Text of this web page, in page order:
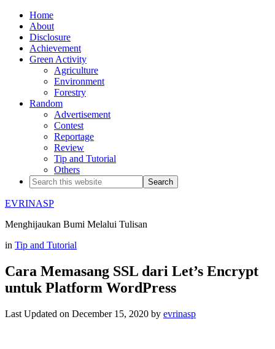
Home
About
Disclosure
Achievement
Green Activity
Agriculture
Environment
Forestry
Random
Advertisement
Contest
Reportage
Review
Tip and Tutorial
Others
EVRINASP
Menghijaukan Bumi Melalui Tulisan
in Tip and Tutorial
Cara Memasang SSL dari Let’s Encrypt
untuk Platform WordPress
Last Updated on December 15, 2020 by evrinasp